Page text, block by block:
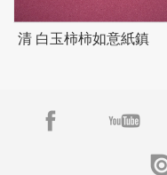
清 白玉柿柿如意紙鎮